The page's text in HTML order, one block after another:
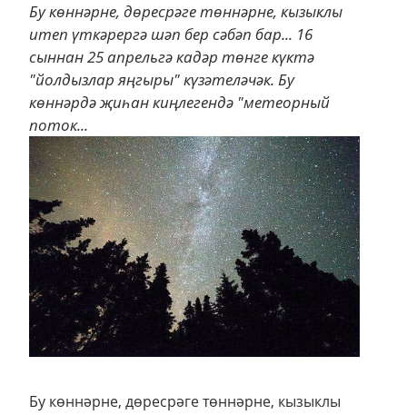
Бу көннәрне, дөресрәге төннәрне, кызыклы
итеп үткәрергә шәп бер сәбәп бар... 16
сыннан 25 апрельгә кадәр төнге күктә
"йолдызлар яңгыры" күзәтеләчәк. Бу
көннәрдә җиһан киңлегендә "метеорный
поток...
Бу көннәрне, дөресрәге төннәрне, кызыклы